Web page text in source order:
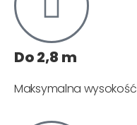
Do 2,8 m
Maksymalna wysokość